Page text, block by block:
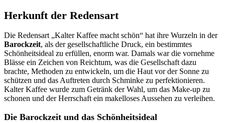
Herkunft der Redensart
Die Redensart „Kalter Kaffee macht schön“ hat ihre Wurzeln in der
Barockzeit, als der gesellschaftliche Druck, ein bestimmtes
Schönheitsideal zu erfüllen, enorm war. Damals war die vornehme
Blässe ein Zeichen von Reichtum, was die Gesellschaft dazu
brachte, Methoden zu entwickeln, um die Haut vor der Sonne zu
schützen und das Auftreten durch Schminke zu perfektionieren.
Kalter Kaffee wurde zum Getränk der Wahl, um das Make-up zu
schonen und der Herrschaft ein makelloses Aussehen zu verleihen.
Die Barockzeit und das Schönheitsideal